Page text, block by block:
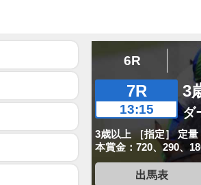
6R
7R
13:15
3
ダ
3歳以上 ［指定］ 定量
本賞金：720、290、
出馬表